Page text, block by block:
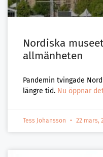
Nordiska
allmänheten
Pandemin tvingade
längre tid. Nu öppnar
Tess Johansson 22 mars,